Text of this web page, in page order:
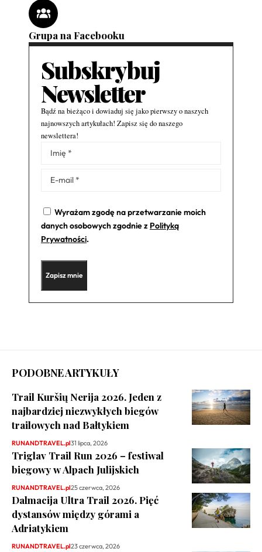
Grupa na Facebooku
Subskrybuj
Newsletter
Bądź na bieżąco i dowiaduj się jako pierwszy o naszych
najnowszych artykułach! Zapisz się do naszego
newslettera!
Wyrażam zgodę na przetwarzanie moich
danych osobowych zgodnie z Polityką
Prywatności.
Alternative:
PODOBNE ARTYKUŁY
Trail Kuršių Nerija 2026. Jeden z
najbardziej niezwykłych biegów
trailowych nad Bałtykiem
RUNANDTRAVEL.pl31 lipca, 2026
Triglav Trail Run 2026 – festiwal
biegowy w Alpach Julijskich
RUNANDTRAVEL.pl25 czerwca, 2026
Dalmacija Ultra Trail 2026. Pięć
dystansów między górami a
Adriatykiem
RUNANDTRAVEL.pl23 czerwca, 2026